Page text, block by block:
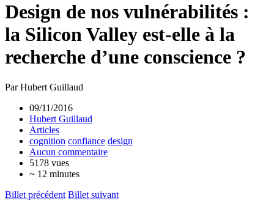
Design de nos vulnérabilités :
la Silicon Valley est-elle à la
recherche d’une conscience ?
Par Hubert Guillaud
09/11/2016
Hubert Guillaud
Articles
cognition confiance design
Aucun commentaire
5178 vues
~ 12 minutes
Billet précédent Billet suivant